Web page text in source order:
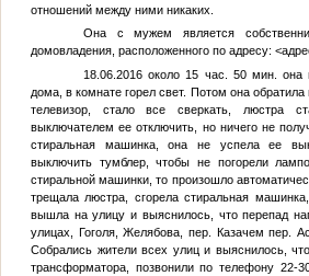
отношений между ними никаких.
Она с мужем является
домовладения, расположенного по адресу:
18.06.2016 около 15 час. 50 мин.
дома, в комнате горел свет. Потом она
телевизор, стало все сверкать, люстра
выключателем ее отключить, но ничего не
стиральная машинка, она не успела ее
выключить тумблер, чтобы не погорели
стиральной машинки, то произошло
трещала люстра, сгорела стиральная
вышла на улицу и выяснилось, что перепад
улицах, Гоголя, Желябова, пер. Казачем пер.
Собрались жители всех улиц и выяснилось,
трансформатора, позвонили по телефону 22-